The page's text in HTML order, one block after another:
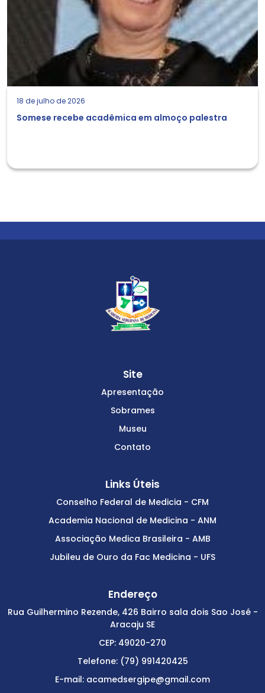
18 de julho de 2026
Somese recebe acadêmica em almoço palestra
Site
Apresentação
Sobrames
Museu
Contato
Links Úteis
Conselho Federal de Medicia - CFM
Academia Nacional de Medicina - ANM
Associação Medica Brasileira - AMB
Jubileu de Ouro da Fac Medicina - UFS
Endereço
Rua Guilhermino Rezende, 426 Bairro sala dois Sao José -
Aracaju SE
CEP: 49020-270
Telefone: (79) 991420425
E-mail: acamedsergipe@gmail.com